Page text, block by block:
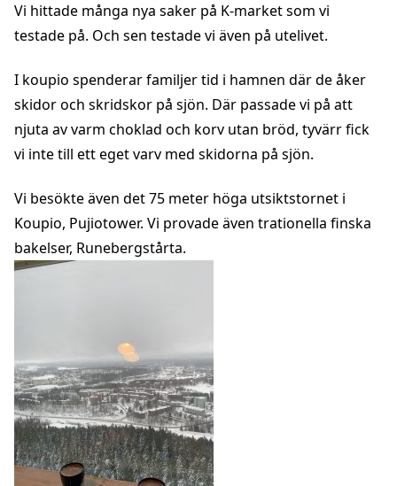
Vi hittade många nya saker på K-market som vi
testade på. Och sen testade vi även på utelivet.
I koupio spenderar familjer tid i hamnen där de åker
skidor och skridskor på sjön. Där passade vi på att
njuta av varm choklad och korv utan bröd, tyvärr fick
vi inte till ett eget varv med skidorna på sjön.
Vi besökte även det 75 meter höga utsiktstornet i
Koupio, Pujiotower. Vi provade även trationella finska
bakelser, Runebergstårta.